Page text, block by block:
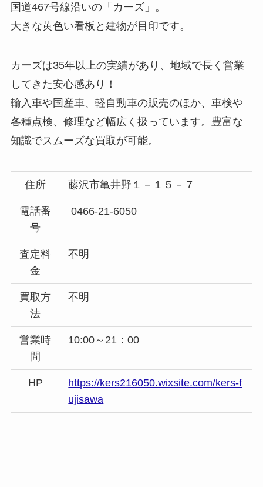
国道467号線沿いの「カーズ」。
大きな黄色い看板と建物が目印です。
カーズは35年以上の実績があり、地域で長く営業
してきた安心感あり！
輸入車や国産車、軽自動車の販売のほか、車検や
各種点検、修理など幅広く扱っています。豊富な
知識でスムーズな買取が可能。
住所 藤沢市亀井野１－１５－７
電話番
号
0466-21-6050
査定料
金
不明
買取方
法
不明
営業時
間
10:00～21：00
HP
https://kers216050.wixsite.com/kers-f
ujisawa